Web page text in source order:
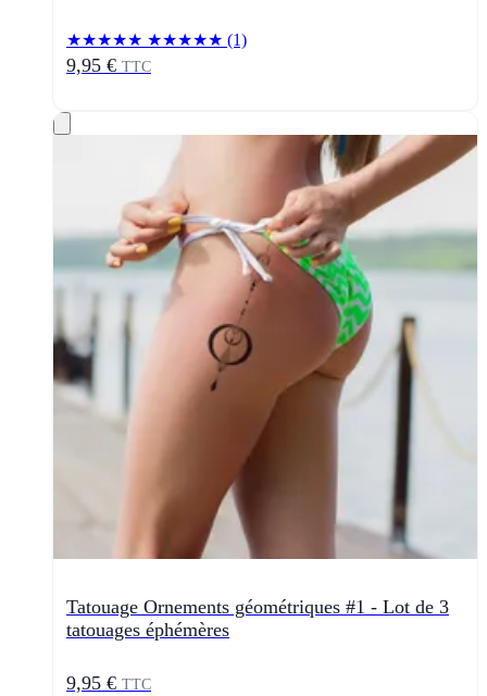
★★★★★ ★★★★★ (1)
9,95 € TTC
Tatouage Ornements géométriques #1 - Lot de 3
tatouages éphémères
9,95 € TTC